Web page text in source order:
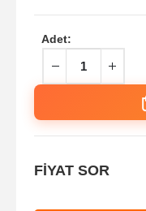
Adet:
FİYAT SOR